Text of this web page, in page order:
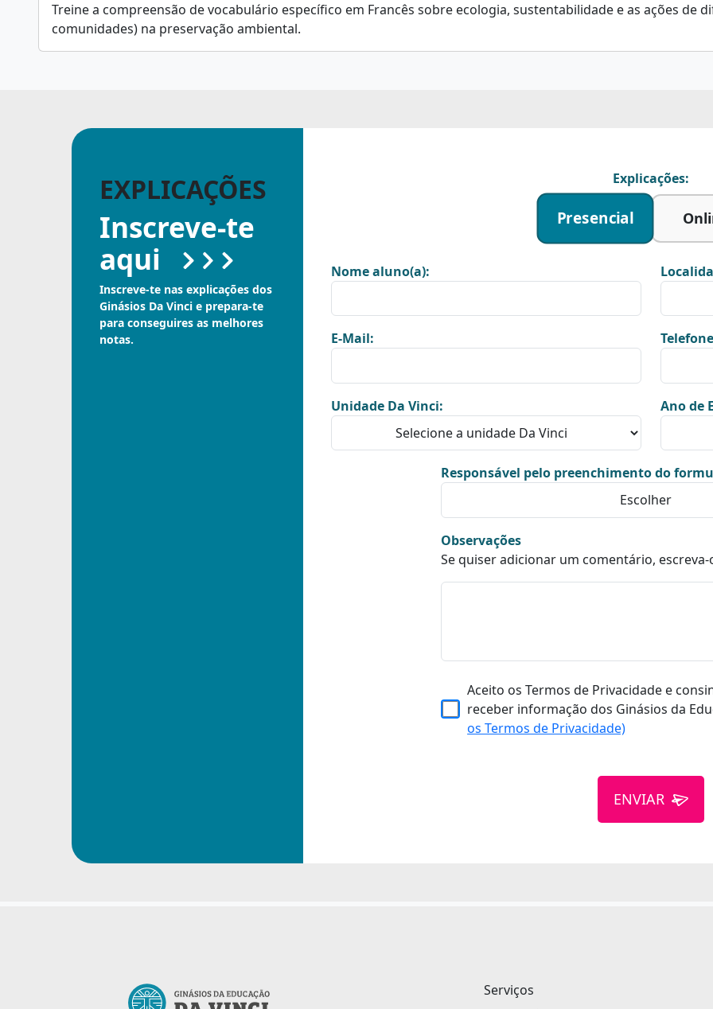
Treine a compreensão de vocabulário específico em Francês sobre ecologia, sustentabilidade e as ações de
comunidades) na preservação ambiental.
EXPLICAÇÕES
Inscreve-te
aqui
Inscreve-te nas explicações dos
Ginásios Da Vinci e prepara-te
para conseguires as melhores
notas.
Explicações:
Presencial
Nome aluno(a):
E-Mail:
Unidade Da Vinci: Ano de
Responsável pelo preenchimento do
Observações
Se quiser adicionar um comentário,
Aceito os Termos de Privacidade e
receber informação dos Ginásios da
os Termos de Privacidade)
ENVIAR
Serviços